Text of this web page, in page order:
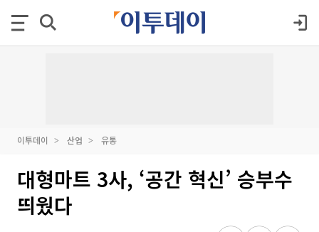
이투데이 산업 유통
대형마트 3사, ‘공간 혁신’ 승부수
띄웠다